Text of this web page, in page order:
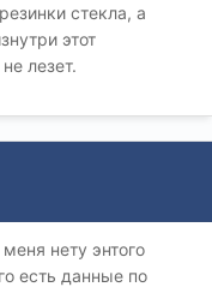
стекла, а
этот
лезет.
нету энтого
есть данные по